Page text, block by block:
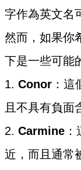
字作為英文名
然而，如果你
下是一些可能
1. Conor ：
且不具有負面
2. Carmine
近，而且通常